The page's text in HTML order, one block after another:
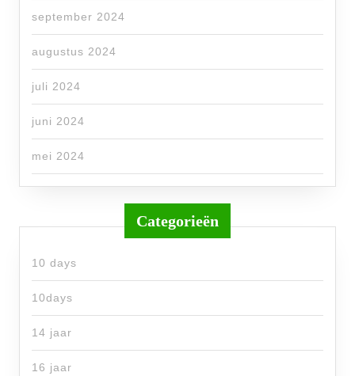
september 2024
augustus 2024
juli 2024
juni 2024
mei 2024
Categorieën
10 days
10days
14 jaar
16 jaar